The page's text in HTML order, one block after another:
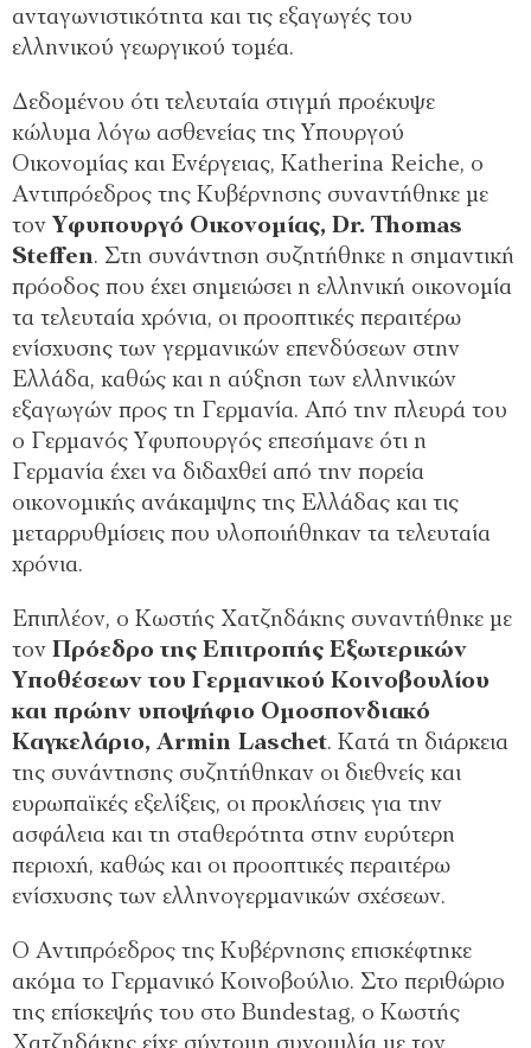
ανταγωνιστικότητα και τις εξαγωγές του
ελληνικού γεωργικού τομέα.
Δεδομένου ότι τελευταία στιγμή προέκυψε
κώλυμα λόγω ασθενείας της Υπουργού
Οικονομίας και Ενέργειας, Katherina Reiche, ο
Αντιπρόεδρος της Κυβέρνησης συναντήθηκε με
τον Υφυπουργό Οικονομίας, Dr. Thomas
Steffen. Στη συνάντηση συζητήθηκε η σημαντική
πρόοδος που έχει σημειώσει η ελληνική οικονομία
τα τελευταία χρόνια, οι προοπτικές περαιτέρω
ενίσχυσης των γερμανικών επενδύσεων στην
Ελλάδα, καθώς και η αύξηση των ελληνικών
εξαγωγών προς τη Γερμανία. Από την πλευρά του
ο Γερμανός Υφυπουργός επεσήμανε ότι η
Γερμανία έχει να διδαχθεί από την πορεία
οικονομικής ανάκαμψης της Ελλάδας και τις
μεταρρυθμίσεις που υλοποιήθηκαν τα τελευταία
χρόνια.
Επιπλέον, ο Κωστής Χατζηδάκης συναντήθηκε με
τον Πρόεδρο της Επιτροπής Εξωτερικών
Υποθέσεων του Γερμανικού Κοινοβουλίου
και πρώην υποψήφιο Ομοσπονδιακό
Καγκελάριο, Armin Laschet. Κατά τη διάρκεια
της συνάντησης συζητήθηκαν οι διεθνείς και
ευρωπαϊκές εξελίξεις, οι προκλήσεις για την
ασφάλεια και τη σταθερότητα στην ευρύτερη
περιοχή, καθώς και οι προοπτικές περαιτέρω
ενίσχυσης των ελληνογερμανικών σχέσεων.
Ο Αντιπρόεδρος της Κυβέρνησης επισκέφτηκε
ακόμα το Γερμανικό Κοινοβούλιο. Στο περιθώριο
της επίσκεψής του στο Bundestag, ο Κωστής